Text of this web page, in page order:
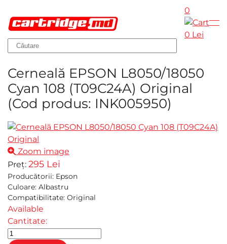
Skip to main content
0
0 Lei
Cerneală EPSON L8050/18050
Cyan 108 (T09C24A) Original
(Cod produs: INK005950)
Zoom image
Preț: 295 Lei
Producătorii: Epson
Culoare: Albastru
Compatibilitate: Original
Available
Cantitate: